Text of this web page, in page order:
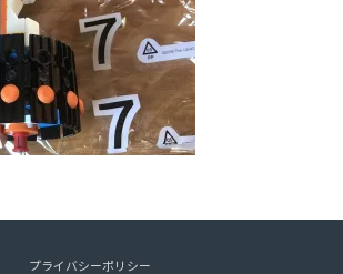
プライバシーポリシー